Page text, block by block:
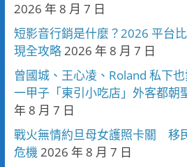
2026 年 8 月 7 日
短影音行銷是什麼？2026 平台
現全攻略 2026 年 8 月 7 日
曾國城、王心凌、Roland 私下
一甲子「東引小吃店」外客都朝
年 8 月 7 日
戰火無情約旦母女護照卡關 移
危機 2026 年 8 月 7 日